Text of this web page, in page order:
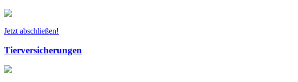
Jetzt abschließen!
Tierversicherungen